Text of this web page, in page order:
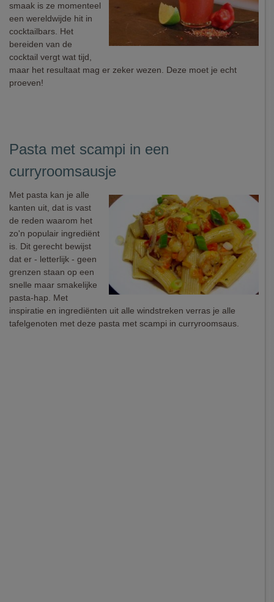
smaak is ze momenteel
een wereldwijde hit in
cocktailbars. Het
bereiden van de
cocktail vergt wat tijd,
maar het resultaat mag er zeker wezen. Deze moet je echt
proeven!
Pasta met scampi in een
curryroomsausje
Met pasta kan je alle
kanten uit, dat is vast
de reden waarom het
zo'n populair ingrediënt
is. Dit gerecht bewijst
dat er - letterlijk - geen
grenzen staan op een
snelle maar smakelijke
pasta-hap. Met
inspiratie en ingrediënten uit alle windstreken verras je alle
tafelgenoten met deze pasta met scampi in curryroomsaus.